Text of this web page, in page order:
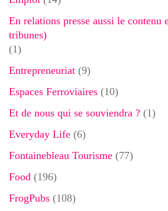
En relations presse aussi le contenu
tribunes)
(1)
Entrepreneuriat (9)
Espaces Ferroviaires (10)
Et de nous qui se souviendra ? (1)
Everyday Life (6)
Fontainebleau Tourisme (77)
Food (196)
FrogPubs (108)